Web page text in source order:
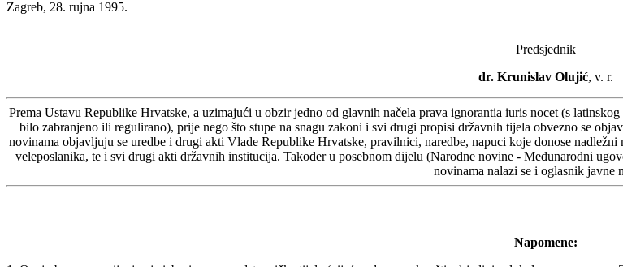
Zagreb, 28. rujna 1995.
Predsjednik
dr. Krunislav Olujić, v. r.
Prema Ustavu Republike Hrvatske, a uzimajući u obzir jedno od glavnih načela prava ignorantia iuris nocet (s
bilo zabranjeno ili regulirano), prije nego što stupe na snagu zakoni i svi drugi propisi državnih tijela obvezno se
novinama objavljuju se uredbe i drugi akti Vlade Republike Hrvatske, pravilnici, naredbe, napuci koje donose
veleposlanika, te i svi drugi akti državnih institucija. Također u posebnom dijelu (Narodne novine - Međunarodni
novinama nalazi se i oglasnik javne
Napomene: